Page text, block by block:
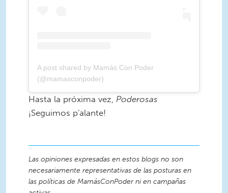
A post shared by Mamás Con Poder
(@mamasconpoder)
Hasta la próxima vez, Poderosas
¡Seguimos p'alante!
Las opiniones expresadas en estos blogs no son
necesariamente representativas de las posturas en
las políticas de MamásConPoder ni en campañas